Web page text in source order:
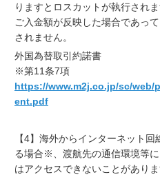
りますとロスカットが執行され
ご入金額が反映した場合であっ
されません。
外国為替取引約諾書
※第11条7項
https://www.m2j.co.jp/sc/web/
ent.pdf
【4】海外からインターネット
る場合※、渡航先の通信環境等
はアクセスできないことがありま